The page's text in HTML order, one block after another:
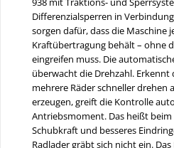
Differenzialsperren in
sorgen dafür, dass die Maschine
Kraftübertragung behält – ohne
eingreifen muss. Die
überwacht die Drehzahl. Erkennt
mehrere Räder schneller drehen
erzeugen, greift die Kontrolle
Antriebsmoment. Das heißt
Schubkraft und besseres
Radlader gräbt sich nicht ein.